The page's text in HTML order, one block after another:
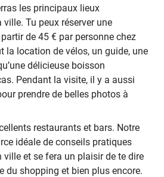
les principaux lieux
Tu peux réserver une
de 45 € par personne chez
la location de vélos, un guide, une
délicieuse boisson
Pendant la visite, il y a aussi
prendre de belles photos à
restaurants et bars. Notre
idéale de conseils pratiques
ville et se fera un plaisir de te dire
du shopping et bien plus encore.